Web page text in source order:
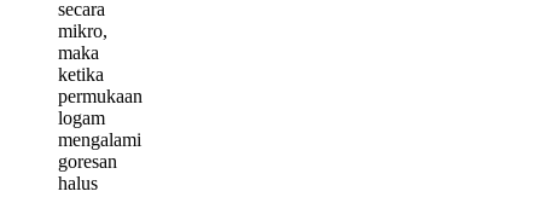
secara
mikro,
maka
ketika
permukaan
logam
mengalami
goresan
halus